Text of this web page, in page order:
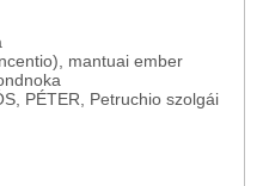
mantuai ember
PÉTER, Petruchio szolgái